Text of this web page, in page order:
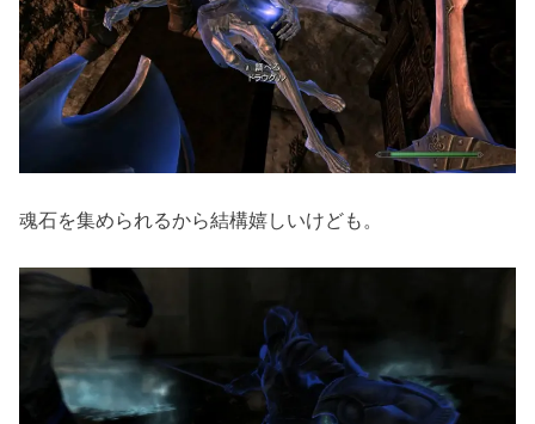
魂石を集められるから結構嬉しいけども。